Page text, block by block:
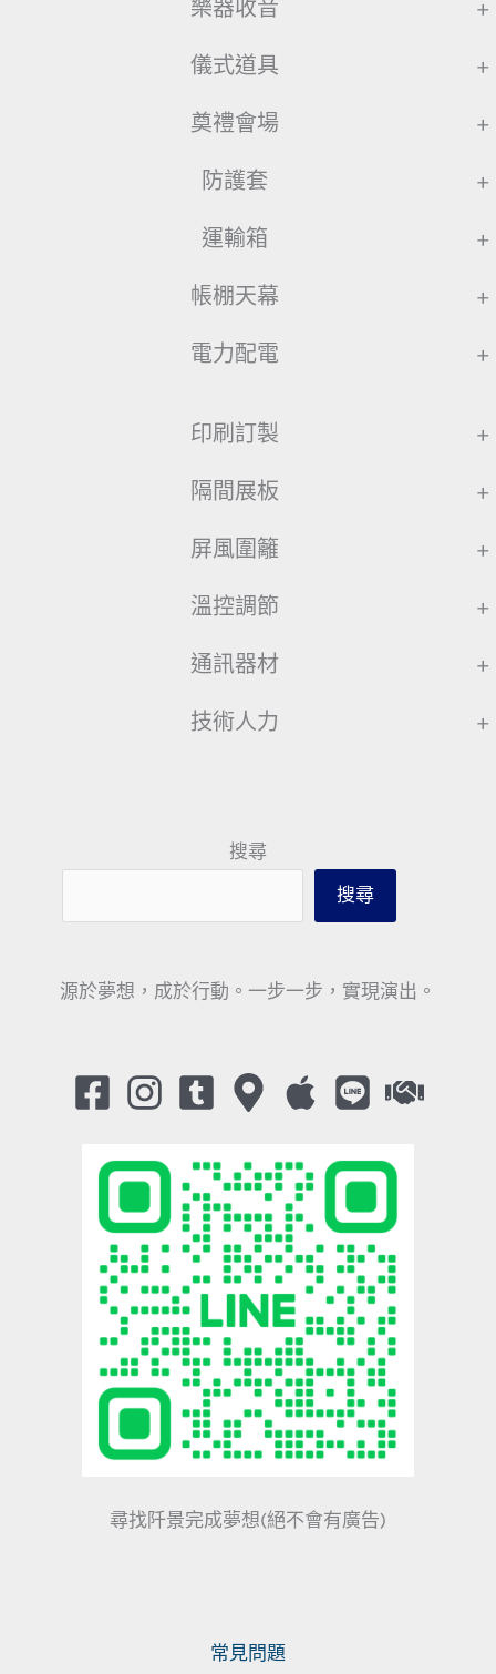
樂器收音 +
儀式道具 +
奠禮會場 +
防護套 +
運輸箱 +
帳棚天幕 +
電力配電 +
印刷訂製 +
隔間展板 +
屏風圍籬 +
溫控調節 +
通訊器材 +
技術人力 +
搜尋
搜尋
源於夢想，成於行動。一步一步，實現演出。
尋找阡景完成夢想(絕不會有廣告)
常見問題